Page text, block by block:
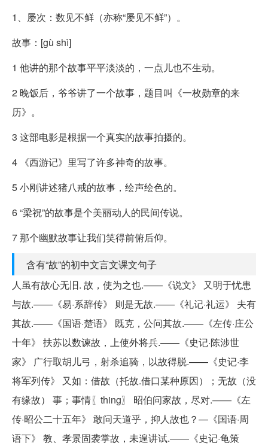
1、屡次：数见不鲜（亦称“屡见不鲜”）。
故事：[gù shì]
1 他讲的那个故事平平淡淡的，一点儿也不生动。
2 晚饭后，爷爷讲了一个故事，题目叫《一枚勋章的来
历》。
3 这部电影是根据一个真实的故事拍摄的。
4 《西游记》里写了许多神奇的故事。
5 小刚讲述猪八戒的故事，绘声绘色的。
6 “梁祝”的故事是个美丽动人的民间传说。
7 那个幽默故事让我们笑得前俯后仰。
含有“故”的初中文言文课文句子
人虽有故心无旧. 故，使为之也.——《说文》 又明于忧患
与故.——《易·系辞传》 则是无故.——《礼记·礼运》 夫有
其故.——《国语·楚语》 既克，公问其故.——《左传·庄公
十年》 扶苏以数谏故，上使外将兵.——《史记·陈涉世
家》 广行取胡儿弓，射杀追骑，以故得脱.——《史记·李
将军列传》 又如：借故（托故.借口某种原因）；无故（没
有缘故） 事；事情〖thing〗 昭伯问家故，尽对.——《左
传·昭公二十五年》 敢问天道乎，抑人故也？—《国语·周
语下》 教、孝景固袭掌故，未遑讲试.——《史记·龟策